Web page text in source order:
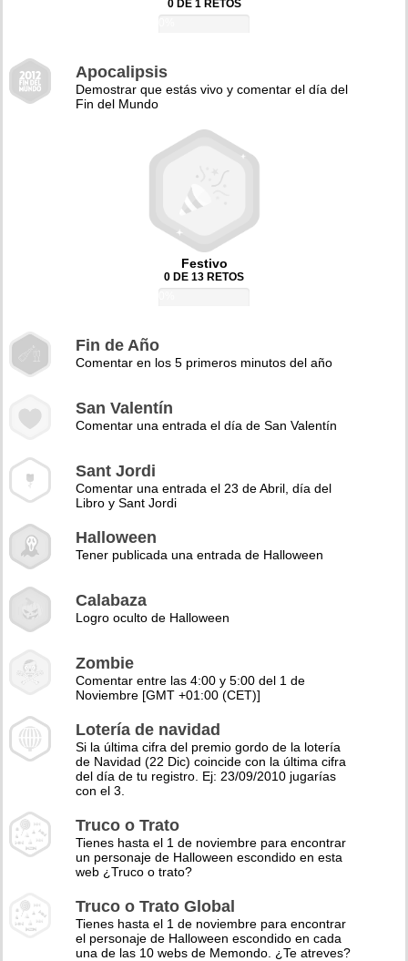
0 DE 1 RETOS
Apocalipsis
Demostrar que estás vivo y comentar el día del
Fin del Mundo
Festivo
0 DE 13 RETOS
Fin de Año
Comentar en los 5 primeros minutos del año
San Valentín
Comentar una entrada el día de San Valentín
Sant Jordi
Comentar una entrada el 23 de Abril, día del
Libro y Sant Jordi
Halloween
Tener publicada una entrada de Halloween
Calabaza
Logro oculto de Halloween
Zombie
Comentar entre las 4:00 y 5:00 del 1 de
Noviembre [GMT +01:00 (CET)]
Lotería de navidad
Si la última cifra del premio gordo de la lotería
de Navidad (22 Dic) coincide con la última cifra
del día de tu registro. Ej: 23/09/2010 jugarías
con el 3.
Truco o Trato
Tienes hasta el 1 de noviembre para encontrar
un personaje de Halloween escondido en esta
web ¿Truco o trato?
Truco o Trato Global
Tienes hasta el 1 de noviembre para encontrar
el personaje de Halloween escondido en cada
una de las 10 webs de Memondo. ¿Te atreves?